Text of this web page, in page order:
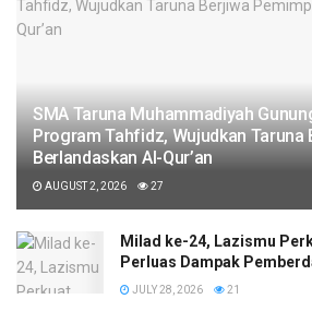
SMA Taruna Muhammadiyah
Program Tahfidz, Wujudkan Taruna
Berlandaskan Al-Qur’an
AUGUST 2, 2026 27
Milad ke-24, Lazismu
Perluas Dampak
JULY 28, 2026 21